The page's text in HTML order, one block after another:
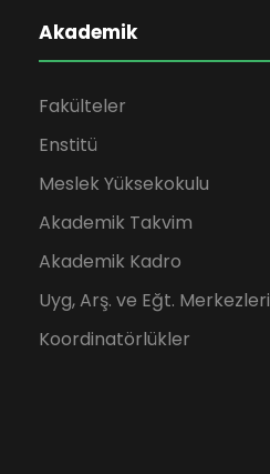
Akademik
Fakülteler
Enstitü
Meslek Yüksekokulu
Akademik Takvim
Akademik Kadro
Uyg, Arş. ve Eğt. Merkezleri
Koordinatörlükler